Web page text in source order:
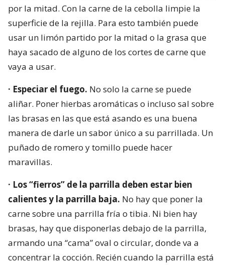
por la mitad. Con la carne de la cebolla limpie la
superficie de la rejilla. Para esto también puede
usar un limón partido por la mitad o la grasa que
haya sacado de alguno de los cortes de carne que
vaya a usar.
· Especiar el fuego. No solo la carne se puede
aliñar. Poner hierbas aromáticas o incluso sal sobre
las brasas en las que está asando es una buena
manera de darle un sabor único a su parrillada. Un
puñado de romero y tomillo puede hacer
maravillas.
· Los “fierros” de la parrilla deben estar bien
calientes y la parrilla baja. No hay que poner la
carne sobre una parrilla fría o tibia. Ni bien hay
brasas, hay que disponerlas debajo de la parrilla,
armando una “cama” oval o circular, donde va a
concentrar la cocción. Recién cuando la parrilla está